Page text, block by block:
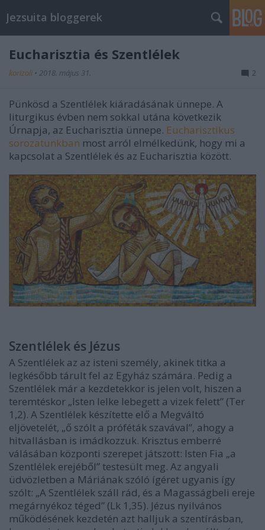
Jezsuita bloggerek
Eucharisztia és Szentlélek
korizoli • 2018. május 31. 2
Pünkösd a Szentlélek kiáradásának ünnepe. A
liturgikus évben nem sokkal utána következik
Úrnapja, az Eucharisztia ünnepe. Eucharisztikus
sorozatunkban most arról elmélkedünk, hogy mi a
kapcsolat a Szentlélek és az Eucharisztia között.
Szentlélek és Jézus
A Szentlélek az az isteni személy, akinek titka a
legkésőbb tárult fel az Egyház számára. Pedig a
Szentlélek már a kezdetekkor is jelen volt, hiszen a
teremtéskor „Isten lelke lebegett a vizek felett” (Ter
1,2). A Szentlélek készítette elő a Megváltó
eljövetelét, „ő szólt a próféták szavával”, ahogy a
hitvallásban is imádkozzuk. Krisztus emberré
válásában központi szerepet játszott: Isten Fia „a
Szentlélek erejéből” testesült meg. Az angyali
üdvözletben a Máriának szóló ígéret ugyanis így
szólt: „A Szentlélek száll rád, és a Magasságbeli ereje
megárnyékoz téged” (Lk 1,35). Jézus nyilvános
működésének kezdetén azt halljuk a szentírásban,